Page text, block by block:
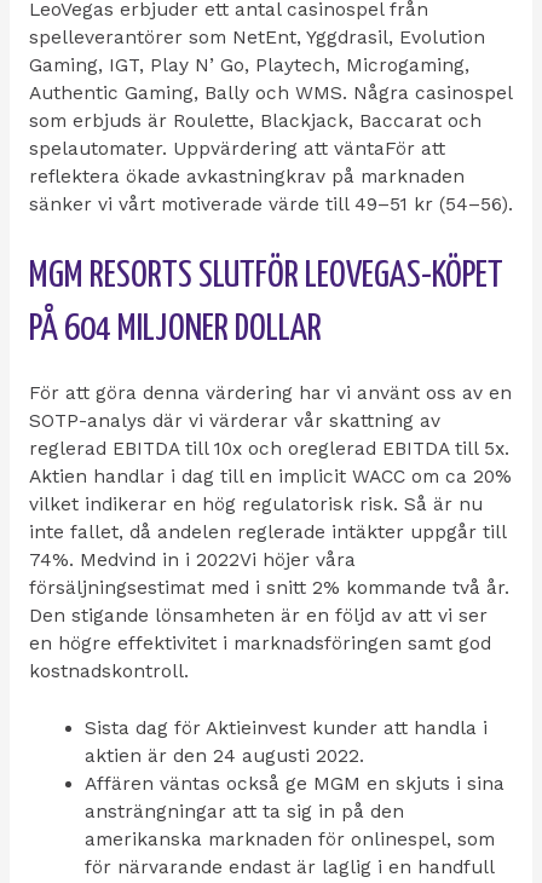
LeoVegas erbjuder ett antal casinospel från
spelleverantörer som NetEnt, Yggdrasil, Evolution
Gaming, IGT, Play N’ Go, Playtech, Microgaming,
Authentic Gaming, Bally och WMS. Några casinospel
som erbjuds är Roulette, Blackjack, Baccarat och
spelautomater. Uppvärdering att väntaFör att
reflektera ökade avkastningkrav på marknaden
sänker vi vårt motiverade värde till 49–51 kr (54–56).
MGM RESORTS SLUTFÖR LEOVEGAS-KÖPET
PÅ 604 MILJONER DOLLAR
För att göra denna värdering har vi använt oss av en
SOTP-analys där vi värderar vår skattning av
reglerad EBITDA till 10x och oreglerad EBITDA till 5x.
Aktien handlar i dag till en implicit WACC om ca 20%
vilket indikerar en hög regulatorisk risk. Så är nu
inte fallet, då andelen reglerade intäkter uppgår till
74%. Medvind in i 2022Vi höjer våra
försäljningsestimat med i snitt 2% kommande två år.
Den stigande lönsamheten är en följd av att vi ser
en högre effektivitet i marknadsföringen samt god
kostnadskontroll.
Sista dag för Aktieinvest kunder att handla i
aktien är den 24 augusti 2022.
Affären väntas också ge MGM en skjuts i sina
ansträngningar att ta sig in på den
amerikanska marknaden för onlinespel, som
för närvarande endast är laglig i en handfull